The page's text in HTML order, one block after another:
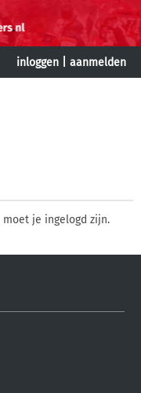
inloggen aanmelden
je ingelogd zijn.